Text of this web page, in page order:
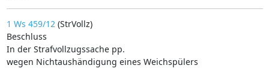
1 Ws 459/12 (StrVollz)
Beschluss
In der Strafvollzugssache pp.
wegen Nichtaushändigung eines Weichspülers